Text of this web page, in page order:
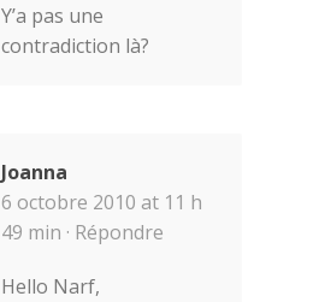
Y’a pas une
contradiction là?
Joanna
6 octobre 2010 at 11 h
49 min · Répondre
Hello Narf,